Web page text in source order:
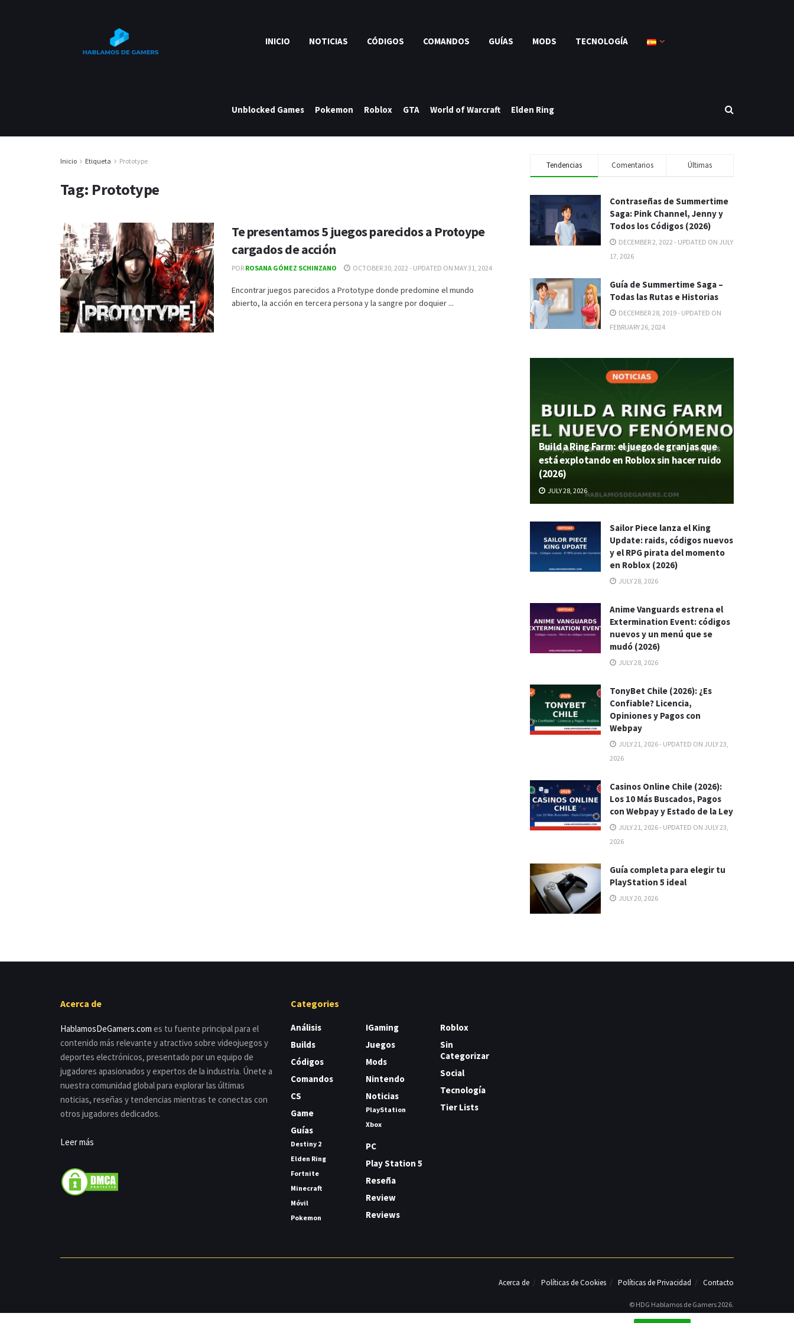
INICIO NOTICIAS CÓDIGOS COMANDOS GUÍAS MODS TECNOLOGÍA
Unblocked Games Pokemon Roblox GTA World of Warcraft Elden Ring
Inicio Etiqueta Prototype
Tag: Prototype
Te presentamos 5 juegos parecidos a Protoype
cargados de acción
POR ROSANA GÓMEZ SCHINZANO OCTOBER 30, 2022 - UPDATED ON MAY 31, 2024
Encontrar juegos parecidos a Prototype donde predomine el mundo
abierto, la acción en tercera persona y la sangre por doquier ...
Tendencias Comentarios Últimas
Contraseñas de Summertime
Saga: Pink Channel, Jenny y
Todos los Códigos (2026)
DECEMBER 2, 2022 - UPDATED ON JULY
17, 2026
Guía de Summertime Saga –
Todas las Rutas e Historias
DECEMBER 28, 2019 - UPDATED ON
FEBRUARY 26, 2024
Build a Ring Farm: el juego de granjas que
está explotando en Roblox sin hacer ruido
(2026)
JULY 28, 2026
Sailor Piece lanza el King
Update: raids, códigos nuevos
y el RPG pirata del momento
en Roblox (2026)
JULY 28, 2026
Anime Vanguards estrena el
Extermination Event: códigos
nuevos y un menú que se
mudó (2026)
JULY 28, 2026
TonyBet Chile (2026): ¿Es
Confiable? Licencia,
Opiniones y Pagos con
Webpay
JULY 21, 2026 - UPDATED ON JULY 23,
2026
Casinos Online Chile (2026):
Los 10 Más Buscados, Pagos
con Webpay y Estado de la Ley
JULY 21, 2026 - UPDATED ON JULY 23,
2026
Guía completa para elegir tu
PlayStation 5 ideal
JULY 20, 2026
Acerca de
HablamosDeGamers.com es tu fuente principal para el
contenido más relevante y atractivo sobre videojuegos y
deportes electrónicos, presentado por un equipo de
jugadores apasionados y expertos de la industria. Únete a
nuestra comunidad global para explorar las últimas
noticias, reseñas y tendencias mientras te conectas con
otros jugadores dedicados.
Leer más
Categories
Análisis
Builds
Códigos
Comandos
CS
Game
Guías
Destiny 2
Elden Ring
Fortnite
Minecraft
Móvil
Pokemon
IGaming
Juegos
Mods
Nintendo
Noticias
PlayStation
Xbox
PC
Play Station 5
Reseña
Review
Reviews
Roblox
Sin
Categorizar
Social
Tecnología
Tier Lists
Acerca de Políticas de Cookies Políticas de Privacidad Contacto
© HDG Hablamos de Gamers 2026.